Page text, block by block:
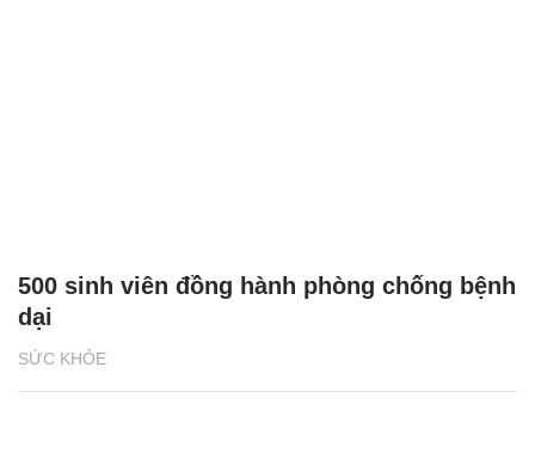
SỨC KHỎE
500 sinh viên đồng hành phòng chống bệnh
dại